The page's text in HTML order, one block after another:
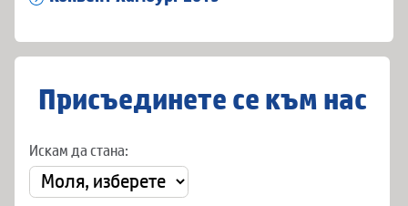
Присъединете се към нас
Искам да стана: